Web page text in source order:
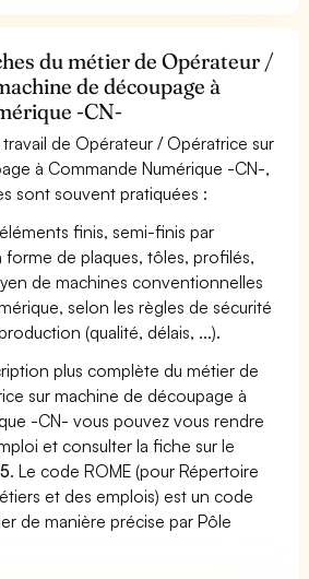
du métier de Opérateur /
de découpage à
-CN-
de Opérateur / Opératrice sur
à Commande Numérique -CN-,
sont souvent pratiquées :
finis, semi-finis par
de plaques, tôles, profilés,
de machines conventionnelles
selon les règles de sécurité
(qualité, délais, ...).
plus complète du métier de
sur machine de découpage à
-CN- vous pouvez vous rendre
et consulter la fiche sur le
. Le code ROME (pour Répertoire
et des emplois) est un code
de manière précise par Pôle